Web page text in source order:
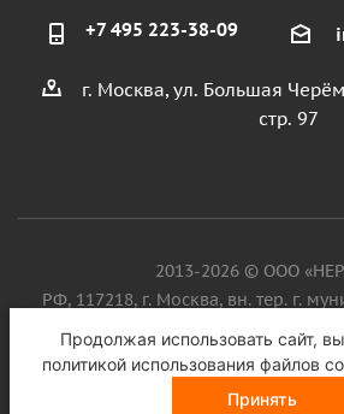
+7 495 223-38-09
г. Москва, ул. Большая
стр. 97
2013-2026 © ООО
РФ, 117218, г. Москва, вн. тер. г.
Котловка, ул. Большая
9718086924, ОГРН
Продолжая использовать сайт,
политикой использования файлов
Принять